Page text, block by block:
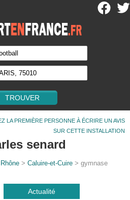
LA PREMIÈRE PERSONNE À ÉCRIRE UN AVIS
SUR CETTE INSTALLATION
senard
Rhône >Caluire-et-Cuire > gymnase
Actualité